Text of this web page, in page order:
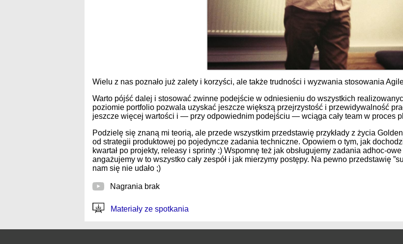
Wielu z nas poznało już zalety i korzyści, ale także trudności i wyzwania stosowania
Warto pójść dalej i stosować zwinne podejście w odniesieniu do wszystkich
poziomie portfolio pozwala uzyskać jeszcze większą przejrzystość i przewidywalność
jeszcze więcej wartości i — przy odpowiednim podejściu — wciąga cały team w proces
Podzielę się znaną mi teorią, ale przede wszystkim przedstawię przykłady z życia
od strategii produktowej po pojedyncze zadania techniczne. Opowiem o tym, jak
kwartał po projekty, releasy i sprinty :) Wspomnę też jak obsługujemy zadania adhoc-
angażujemy w to wszystko cały zespół i jak mierzymy postępy. Na pewno przedstawię
nam się nie udało ;)
Nagrania brak
Materiały ze spotkania